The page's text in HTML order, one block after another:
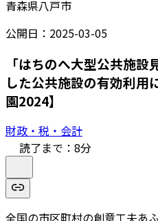
青森県八戸市
公開日： 2025-03-05
「はちのへ大型公共施
した公共施設の有効利用
園2024】
財政・税・会計
読了まで： 8分